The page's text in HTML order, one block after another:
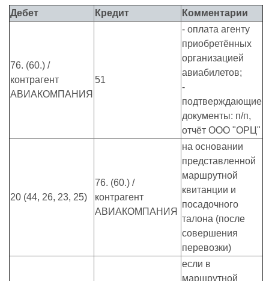
Дебет Кредит Комментарии
76. (60.) /
контрагент
АВИАКОМПАНИЯ
51
- оплата агенту
приобретённых
организацией
авиабилетов;
-
подтверждающие
документы: п/п,
отчёт ООО "ОРЦ"
20 (44, 26, 23, 25)
76. (60.) /
контрагент
АВИАКОМПАНИЯ
на основании
представленной
маршрутной
квитанции и
посадочного
талона (после
совершения
перевозки)
если в
маршрутной